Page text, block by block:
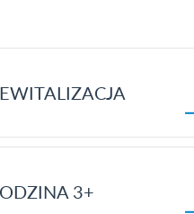
3+